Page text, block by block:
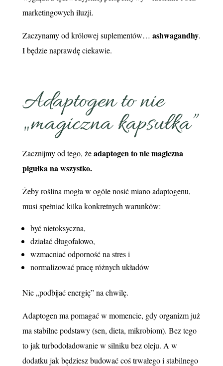
marketingowych iluzji.
Zaczynamy od królowej suplementów… ashwagandhy.
I będzie naprawdę ciekawie.
Adaptogen to nie
„magiczna kapsułka”
Zacznijmy od tego, żeadaptogen to nie magiczna
pigułka na wszystko.
Żeby roślina mogła w ogóle nosić miano adaptogenu,
musi spełniać kilka konkretnych warunków:
być nietoksyczna,
działać długofalowo,
wzmacniać odporność na stres i
normalizować pracę różnych układów
Nie „podbijać energię” na chwilę.
Adaptogen ma pomagać w momencie, gdy organizm już
ma stabilne podstawy (sen, dieta, mikrobiom). Bez tego
to jak turbodoładowanie w silniku bez oleju. A w
dodatku jak będziesz budować coś trwałego i stabilnego